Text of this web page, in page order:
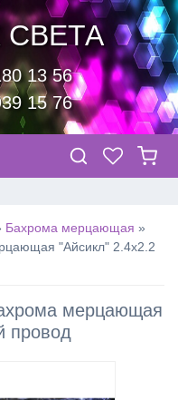
СВЕТА
13 56
15 76
Бахрома мерцающая »
"Айсикл" 2.4х2.2
мерцающая
провод